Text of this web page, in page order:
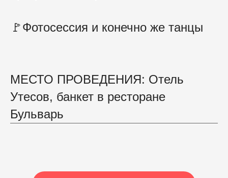
🚩Фотосессия и конечно же танцы
МЕСТО ПРОВЕДЕНИЯ: Отель
Утесов, банкет в ресторане
Бульварь